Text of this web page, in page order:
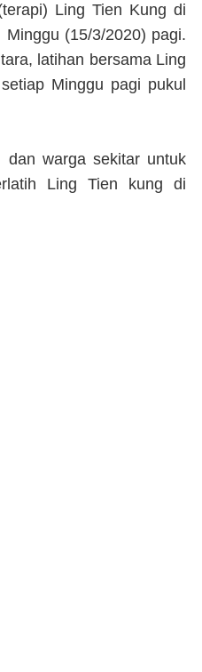
Ling Tien Kung di
(15/3/2020) pagi.
latihan bersama Ling
Minggu pagi pukul
dan warga sekitar untuk
Ling Tien kung di